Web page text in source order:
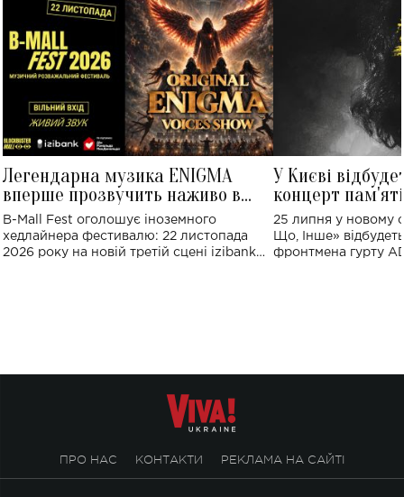
Легендарна музика ENIGMA
вперше прозвучить наживо в
Україні: де відбудеться концерт
B-Mall Fest оголошує іноземного
хедлайнера фестивалю: 22 листопада
2026 року на новій третій сцені izibank
У Києві
концерт
Клименка:
виконають
25 липня у новому
Що, Інше»
фронтмена гурту
ПРО НАС КОНТАКТИ РЕКЛАМА НА САЙТІ